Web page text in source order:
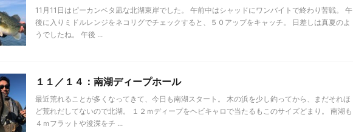
11月11日はピーカンベタ凪な北湖東岸でした。 午前中はシャッドにワンバイトで終わり苦戦。 午
後に入りミドルレンジをネコリグでチェックすると、５０アップをキャッチ。 日差しは真夏のよ
うでしたね。 午後 ...
１１／１４：南湖ディープホール
最近荒れることが多くなってきて、今日も南湖スタート。 木の浜を少し釣ってから、まだそれほ
ど荒れだしてないので北湖。 １２ｍディープをヘビキャロで当たるもこのサイズどまり。 南湖も
４ｍフラットや浚渫をチ ...